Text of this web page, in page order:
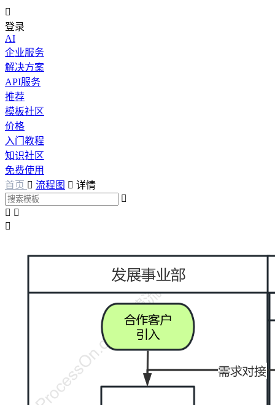

登录
AI
企业服务
解决方案
API服务
推荐
模板社区
价格
入门教程
知识社区
免费使用
首页  流程图  详情

 
